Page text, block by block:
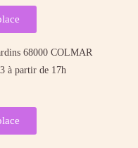
68000 COLMAR
à partir de 17h